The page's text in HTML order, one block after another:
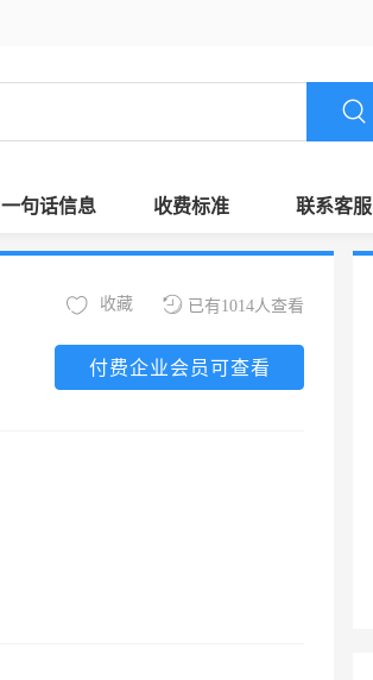
一句话信息 收费标准 联系客服
已有1014人查看
收藏
付费企业会员可查看